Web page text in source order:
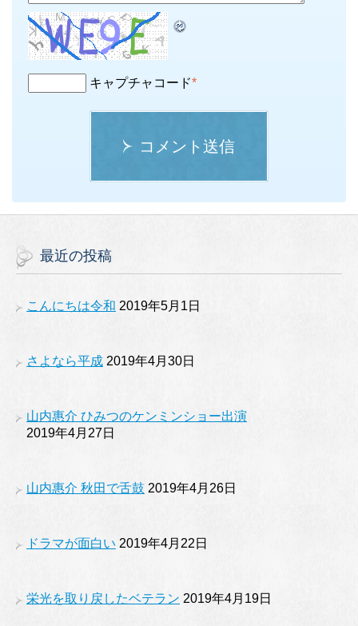
キャプチャコード*
コメント送信
最近の投稿
こんにちは令和 2019年5月1日
さよなら平成 2019年4月30日
山内惠介 ひみつのケンミンショー出演
2019年4月27日
山内惠介 秋田で舌鼓 2019年4月26日
ドラマが面白い 2019年4月22日
栄光を取り戻したベテラン 2019年4月19日